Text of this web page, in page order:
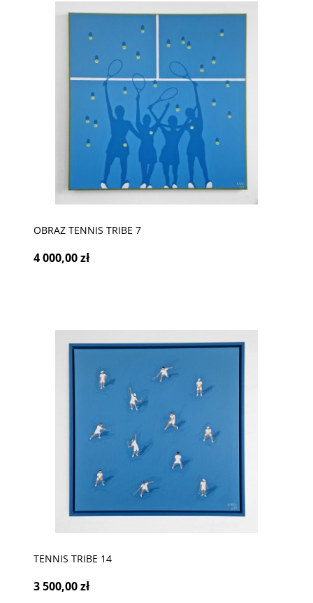
OBRAZ TENNIS TRIBE 7
4 000,00 zł
TENNIS TRIBE 14
3 500,00 zł